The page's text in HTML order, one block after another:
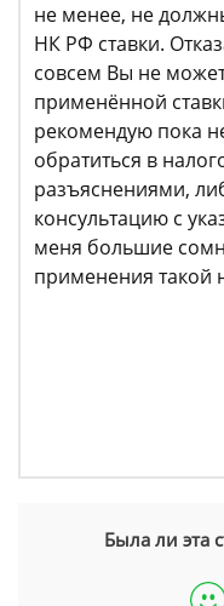
не менее, не
НК РФ ставки.
совсем Вы не
применённой
рекомендую пока
обратиться в
разъяснениями,
консультацию с
меня большие
применения такой
Была ли эта